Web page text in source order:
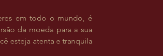
em todo o mundo, é
da moeda para a sua
esteja atenta e tranquila